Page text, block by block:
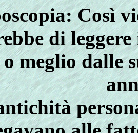
: Così
di
meglio dalle